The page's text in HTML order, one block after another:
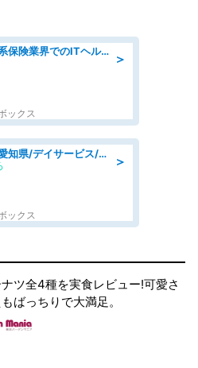
＞
ヘルプデスク/外資系保険業界でのITヘルプデスク業務/駅近/即日勤務可/ヘルプデスク
ックス
＞
介護職・ヘルパー/愛知県/デイサービス/JR東海道本線 幸田/額田郡幸田町
ックス
ツ全4種を実食レビュー!可愛さ
ばっちりで大満足。